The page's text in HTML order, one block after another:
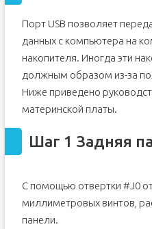
Порт USB позволяет
данных с компьютера на
накопителя. Иногда эти
должным образом из-за
Ниже приведено
материнской платы.
Шаг 1 Задняя
С помощью отвертки #J0
миллиметровых винтов,
панели.